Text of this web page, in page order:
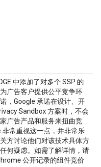
中添加了对多个 SSP 的
广告客户提供公平竞争环
，Google 承诺在设计、开
Sandbox 方案时，不会
广告产品和服务来扭曲竞
非常重视这一点，并非常乐
方讨论他们对该技术具体方
何疑虑。如需了解详情，请
公开记录的组件竞价